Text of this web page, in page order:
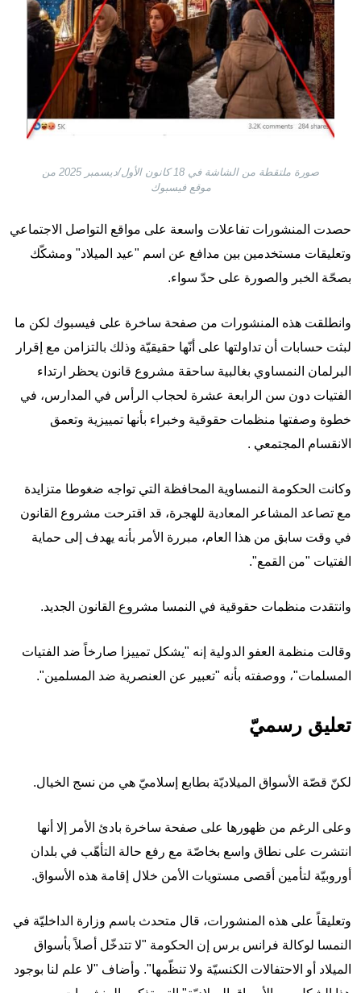
صورة ملتقطة من الشاشة في 18 كانون الأول/ديسمبر 2025 من
موقع فيسبوك
حصدت المنشورات تفاعلات واسعة على مواقع التواصل الاجتماعي
وتعليقات مستخدمين بين مدافع عن اسم "عيد الميلاد" ومشكّك
بصحّة الخبر والصورة على حدّ سواء.
وانطلقت هذه المنشورات من صفحة ساخرة على فيسبوك لكن ما
لبثت حسابات أن تداولتها على أنّها حقيقيّة وذلك بالتزامن مع إقرار
البرلمان النمساوي بغالبية ساحقة مشروع قانون يحظر ارتداء
الفتيات دون سن الرابعة عشرة لحجاب الرأس في المدارس، في
خطوة وصفتها منظمات حقوقية وخبراء بأنها تمييزية وتعمق
الانقسام المجتمعي .
وكانت الحكومة النمساوية المحافظة التي تواجه ضغوطا متزايدة
مع تصاعد المشاعر المعادية للهجرة، قد اقترحت مشروع القانون
في وقت سابق من هذا العام، مبررة الأمر بأنه يهدف إلى حماية
الفتيات "من القمع".
وانتقدت منظمات حقوقية في النمسا مشروع القانون الجديد.
وقالت منظمة العفو الدولية إنه "يشكل تمييزا صارخاً ضد الفتيات
المسلمات"، ووصفته بأنه "تعبير عن العنصرية ضد المسلمين".
تعليق رسميّ
لكنّ قصّة الأسواق الميلاديّة بطابع إسلاميّ هي من نسج الخيال.
وعلى الرغم من ظهورها على صفحة ساخرة بادئ الأمر إلا أنها
انتشرت على نطاق واسع بخاصّة مع رفع حالة التأهّب في بلدان
أوروبيّة لتأمين أقصى مستويات الأمن خلال إقامة هذه الأسواق.
وتعليقاً على هذه المنشورات، قال متحدث باسم وزارة الداخليّة في
النمسا لوكالة فرانس برس إن الحكومة "لا تتدخّل أصلاً بأسواق
الميلاد أو الاحتفالات الكنسيّة ولا تنظّمها". وأضاف "لا علم لنا بوجود